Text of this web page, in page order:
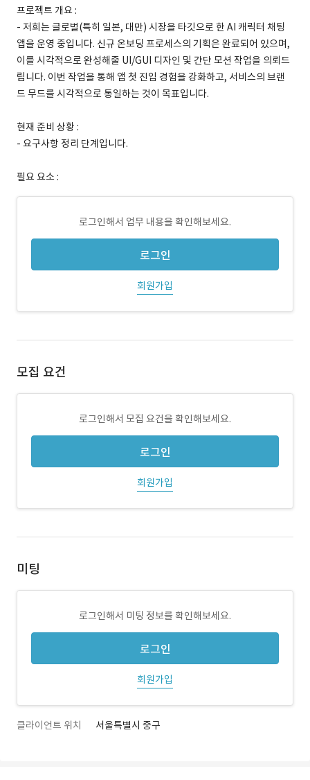
프로젝트 개요 :
- 저희는 글로벌(특히 일본, 대만) 시장을 타깃으로 한 AI 캐릭터 채팅
앱을 운영 중입니다. 신규 온보딩 프로세스의 기획은 완료되어 있으며,
이를 시각적으로 완성해줄 UI/GUI 디자인 및 간단 모션 작업을 의뢰드
립니다. 이번 작업을 통해 앱 첫 진입 경험을 강화하고, 서비스의 브랜
드 무드를 시각적으로 통일하는 것이 목표입니다.
현재 준비 상황 :
- 요구사항 정리 단계입니다.
필요 요소 :
로그인해서 업무 내용을 확인해보세요.
로그인
회원가입
모집 요건
로그인해서 모집 요건을 확인해보세요.
로그인
회원가입
미팅
로그인해서 미팅 정보를 확인해보세요.
로그인
회원가입
클라이언트 위치 서울특별시 중구